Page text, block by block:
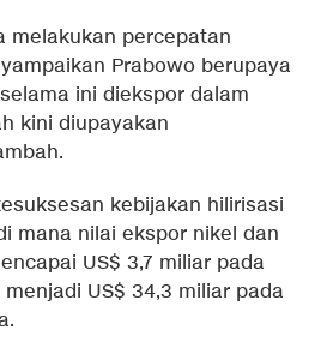
melakukan percepatan
Prabowo berupaya
ini diekspor dalam
kini diupayakan
kebijakan hilirisasi
mana nilai ekspor nikel dan
US$ 3,7 miliar pada
US$ 34,3 miliar pada